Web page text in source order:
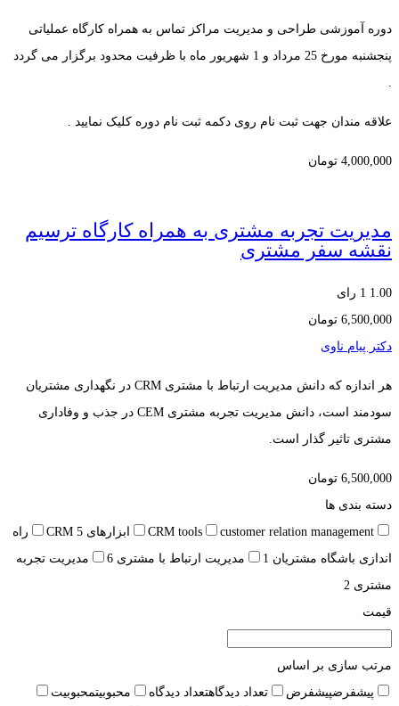
دوره آموزشی طراحی و مدیریت مراکز تماس به همراه کارگاه عملیاتی
پنجشنبه مورخ 25 مرداد و 1 شهریور ماه با ظرفیت محدود برگزار می گردد
.
علاقه مندان جهت ثبت نام روی دکمه ثبت نام دوره کلیک نمایید .
4,000,000 تومان
مدیریت تجربه مشتری به همراه کارگاه ترسیم
نقشه سفر مشتری
1.00 1 رای
6,500,000 تومان
دکتر پیام ناوی
هر اندازه که دانش مدیریت ارتباط با مشتری CRM در نگهداری مشتریان
سودمند است، دانش مدیریت تجربه مشتری CEM در جذب و وفاداری
مشتری تاثیر گذار است.
6,500,000 تومان
دسته بندی ها
CRM tools
customer relation management ابزارهای CRM 5
راه
اندازی باشگاه مشتریان 1 مدیریت ارتباط با مشتری 6
مدیریت تجربه
مشتری 2
قیمت
مرتب سازی بر اساس
پیشفرضپیشفرض تعداد دیدگاهتعداد دیدگاه محبوبیتمحبوبیت